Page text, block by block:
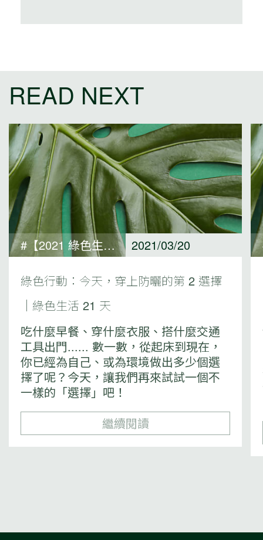
READ NEXT
#【2021 綠色生活 21 天 ACTIONS 專欄】In my own time 獨處時篇#綠色生活 21 天 2021/03/20
綠色行動：今天，穿上防曬的第 2 選擇
｜綠色生活 21 天
吃什麼早餐、穿什麼衣服、搭什麼交通
工具出門...... 數一數，從起床到現在，
你已經為自己、或為環境做出多少個選
擇了呢？今天，讓我們再來試試一個不
一樣的「選擇」吧！
繼續閱讀